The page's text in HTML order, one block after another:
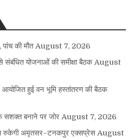
की मौत August 7, 2026
संबंधित योजनाओं की समीक्षा बैठक August
आयोजित हुई वन भूमि हस्तांतरण की बैठक
सशक्त बनाने पर जोर August 7, 2026
रुकेगी अमृतसर–टनकपुर एक्सप्रेस August